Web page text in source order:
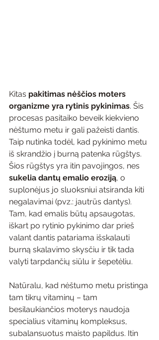
Kitas pakitimas nėščios moters
organizme yra rytinis pykinimas. Šis
procesas pasitaiko beveik kiekvieno
nėštumo metu ir gali pažeisti dantis.
Taip nutinka todėl, kad pykinimo metu
iš skrandžio į burną patenka rūgštys.
Šios rūgštys yra itin pavojingos, nes
sukelia dantų emalio eroziją, o
suplonėjus jo sluoksniui atsiranda kiti
negalavimai (pvz.: jautrūs dantys).
Tam, kad emalis būtų apsaugotas,
iškart po rytinio pykinimo dar prieš
valant dantis patariama išskalauti
burną skalavimo skysčiu ir tik tada
valyti tarpdančių siūlu ir šepetėliu.
Natūralu, kad nėštumo metu pristinga
tam tikrų vitaminų – tam
besilaukiančios moterys naudoja
specialius vitaminų kompleksus,
subalansuotus maisto papildus. Itin